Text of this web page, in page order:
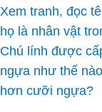
Xem tranh, đọc
họ là nhân vật
Chú lính được
ngựa như thế
hơn cưỡi ngựa?